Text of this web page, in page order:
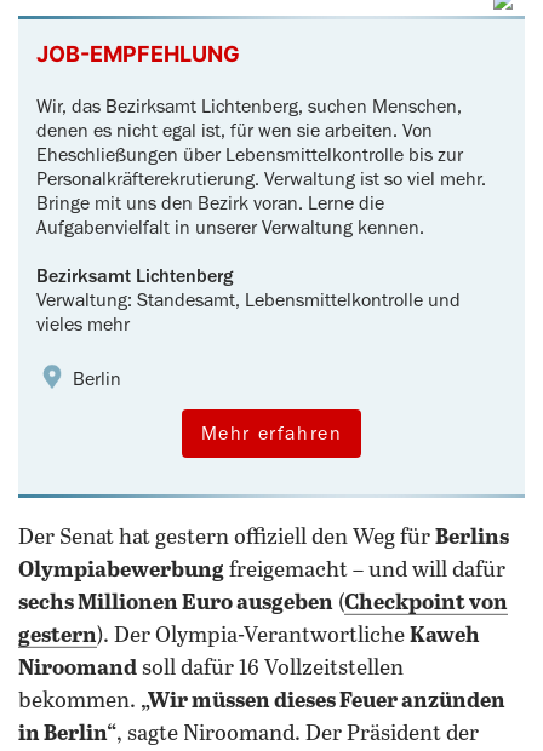
JOB-EMPFEHLUNG
Wir, das Bezirksamt Lichtenberg, suchen Menschen,
denen es nicht egal ist, für wen sie arbeiten. Von
Eheschließungen über Lebensmittelkontrolle bis zur
‍Personalkräfterekrutierung. Verwaltung ist so viel mehr.
Bringe mit uns den ‍Bezirk voran. Lerne die
Aufgabenvielfalt in unserer Verwaltung kennen.
Bezirksamt Lichtenberg
Verwaltung: Standesamt, Lebensmittelkontrolle und
vieles mehr
Berlin
Mehr erfahren
Der Senat hat gestern offiziell den Weg für Berlins
Olympiabewerbung freigemacht – und will dafür
sechs Millionen Euro ausgeben (Checkpoint von
gestern). Der Olympia-Verantwortliche Kaweh
Niroomand soll dafür 16 Vollzeitstellen
bekommen. „Wir müssen dieses Feuer anzünden
in Berlin“, sagte Niroomand. Der Präsident der